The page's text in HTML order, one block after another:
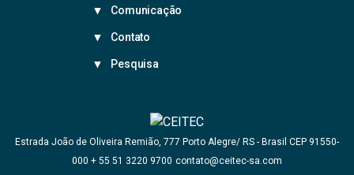
Comunicação
Contato
Pesquisa
Estrada João de Oliveira Remião, 777 Porto Alegre/ RS - Brasil CEP 91550-
000 + 55 51 3220 9700 contato@ceitec-sa.com